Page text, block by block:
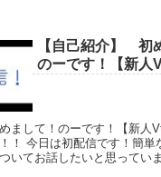
ック、オートエイム
止になりました。自分
しょう。
gowraith
【自己紹介】 初
のーです！【新人
して！のーです！【新人Vtuber
！ 今日は初配信です！簡単
いてお話したいと思ってい